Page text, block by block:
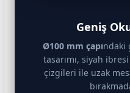
Geniş
Ø100 mm çapındaki
tasarımı, siyah
çizgileri ile uzak